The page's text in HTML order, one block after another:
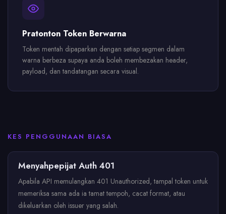
Pratonton Token Berwarna
Token mentah dipaparkan dengan setiap segmen dalam
warna berbeza supaya anda boleh membezakan header,
payload, dan tandatangan secara visual.
KES PENGGUNAAN BIASA
Menyahpepijat Auth 401
Apabila API memulangkan 401 Unauthorized, tampal token untuk
memeriksa sama ada ia tamat tempoh, cacat format, atau
dikeluarkan oleh issuer yang salah.